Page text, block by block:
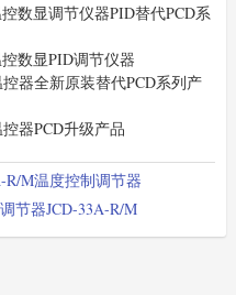
数显调节仪器PID替代PCD系
数显PID调节仪器
器全新原装替代PCD系列产
器PCD升级产品
M温度控制调节器
节器JCD-33A-R/M